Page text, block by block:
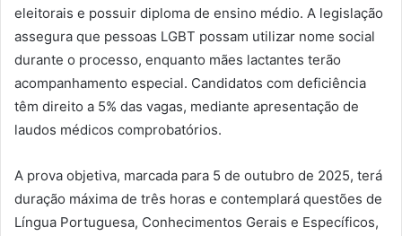
eleitorais e possuir diploma de ensino médio. A legislação
assegura que pessoas LGBT possam utilizar nome social
durante o processo, enquanto mães lactantes terão
acompanhamento especial. Candidatos com deficiência
têm direito a 5% das vagas, mediante apresentação de
laudos médicos comprobatórios.
A prova objetiva, marcada para 5 de outubro de 2025, terá
duração máxima de três horas e contemplará questões de
Língua Portuguesa, Conhecimentos Gerais e Específicos,